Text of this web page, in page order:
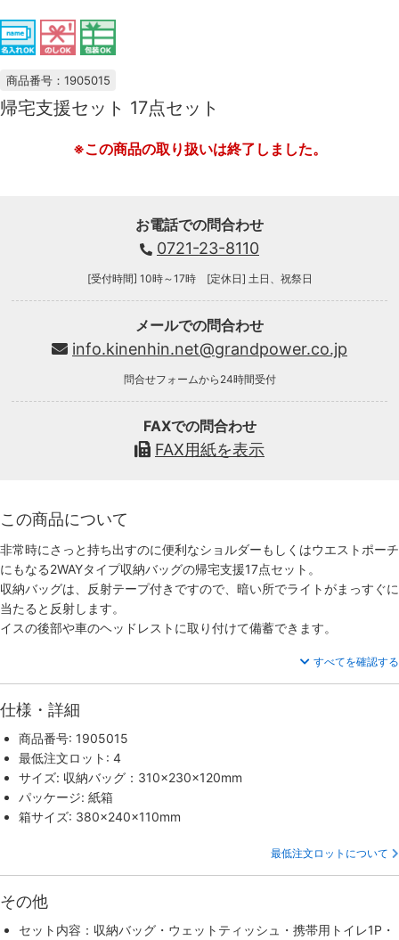
商品番号：1905015
帰宅支援セット 17点セット
※この商品の取り扱いは終了しました。
お電話での問合わせ
0721-23-8110
[受付時間] 10時～17時 [定休日] 土日、祝祭日
メールでの問合わせ
info.kinenhin.net@grandpower.co.jp
問合せフォームから24時間受付
FAXでの問合わせ
FAX用紙を表示
この商品について
非常時にさっと持ち出すのに便利なショルダーもしくはウエストポーチ
にもなる2WAYタイプ収納バッグの帰宅支援17点セット。
収納バッグは、反射テープ付きですので、暗い所でライトがまっすぐに
当たると反射します。
イスの後部や車のヘッドレストに取り付けて備蓄できます。
すべてを確認する
仕様・詳細
商品番号: 1905015
最低注文ロット: 4
サイズ: 収納バッグ：310×230×120mm
パッケージ: 紙箱
箱サイズ: 380×240×110mm
最低注文ロットについて
その他
セット内容：収納バッグ・ウェットティッシュ・携帯用トイレ1P・